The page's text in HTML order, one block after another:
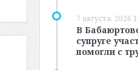
7 августа, 2026
В
супруге
помогли с